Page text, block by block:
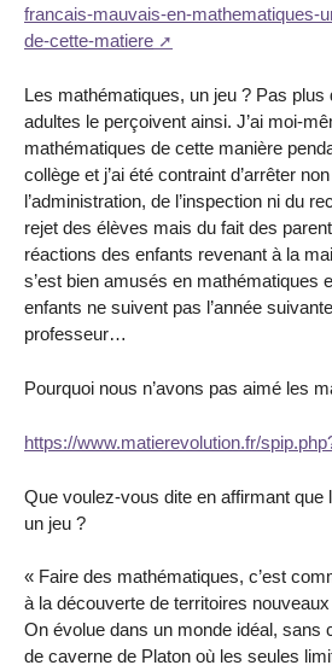
francais-mauvais-en-mathematiques-
de-cette-matiere
Les mathématiques, un jeu ? Pas plus
adultes le perçoivent ainsi. J’ai moi-
mathématiques de cette manière
collège et j’ai été contraint d’arrêter
l’administration, de l’inspection ni du
rejet des élèves mais du fait des
réactions des enfants revenant à la
s’est bien amusés en mathématiques
enfants ne suivent pas l’année
professeur…
Pourquoi nous n’avons pas aimé les
https://www.matierevolution.fr/
Que voulez-vous dite en affirmant que
un jeu ?
« Faire des mathématiques, c’est
à la découverte de territoires
On évolue dans un monde idéal, sans
de caverne de Platon où les seules